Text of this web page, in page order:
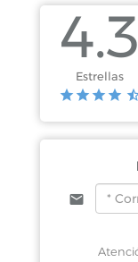
Calzada
4.3
Estrellas